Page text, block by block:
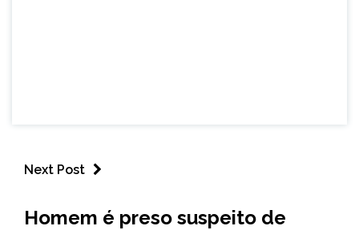
Next Post
NOTÍCIAS
Homem é preso suspeito de